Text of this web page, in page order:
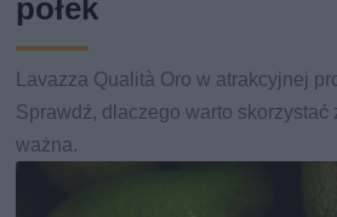
półek
Lavazza Qualità Oro w atrakcyjnej
Sprawdź, dlaczego warto skorzystać
ważna.